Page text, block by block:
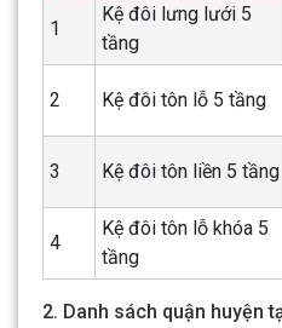
1
Kệ đôi lưng lưới 5
tầng
2 Kệ đôi tôn lỗ 5 tầng
3 Kệ đôi tôn liền 5 tầng
4
Kệ đôi tôn lỗ khóa 5
tầng
2. Danh sách quận huyện